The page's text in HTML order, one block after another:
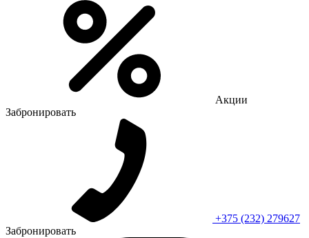
Акции
Забронировать
+375 (232) 279627
Забронировать